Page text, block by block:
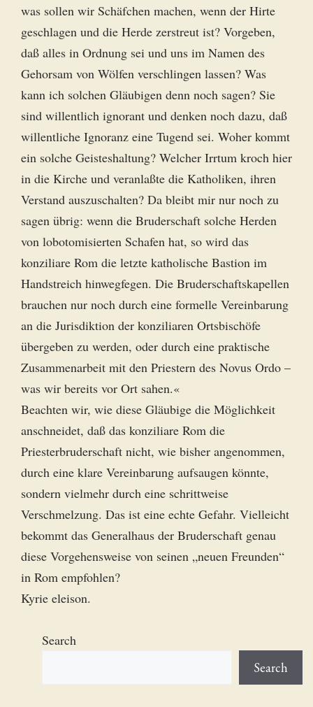
was sollen wir Schäfchen machen, wenn der Hirte
geschlagen und die Herde zerstreut ist? Vorgeben,
daß alles in Ordnung sei und uns im Namen des
Gehorsam von Wölfen verschlingen lassen? Was
kann ich solchen Gläubigen denn noch sagen? Sie
sind willentlich ignorant und denken noch dazu, daß
willentliche Ignoranz eine Tugend sei. Woher kommt
ein solche Geisteshaltung? Welcher Irrtum kroch hier
in die Kirche und veranlaßte die Katholiken, ihren
Verstand auszuschalten? Da bleibt mir nur noch zu
sagen übrig: wenn die Bruderschaft solche Herden
von lobotomisierten Schafen hat, so wird das
konziliare Rom die letzte katholische Bastion im
Handstreich hinwegfegen. Die Bruderschaftskapellen
brauchen nur noch durch eine formelle Vereinbarung
an die Jurisdiktion der konziliaren Ortsbischöfe
übergeben zu werden, oder durch eine praktische
Zusammenarbeit mit den Priestern des Novus Ordo –
was wir bereits vor Ort sahen.«
Beachten wir, wie diese Gläubige die Möglichkeit
anschneidet, daß das konziliare Rom die
Priesterbruderschaft nicht, wie bisher angenommen,
durch eine klare Vereinbarung aufsaugen könnte,
sondern vielmehr durch eine schrittweise
Verschmelzung. Das ist eine echte Gefahr. Vielleicht
bekommt das Generalhaus der Bruderschaft genau
diese Vorgehensweise von seinen „neuen Freunden“
in Rom empfohlen?
Kyrie eleison.
Search
Search